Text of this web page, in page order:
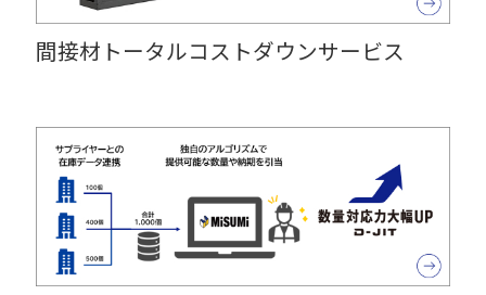
間接材トータルコストダウンサービス